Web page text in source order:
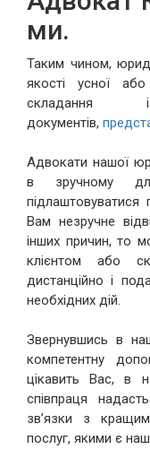
ми.
Таким чином,
якості усної або
складання
документів,
Адвокати нашої
в зручному
Вам незручне
інших причин, то
клієнтом або
дистанційно і
необхідних дій.
Звернувшись в
компетентну
цікавить Вас, в
співпраця
зв’язки з
послуг, якими є